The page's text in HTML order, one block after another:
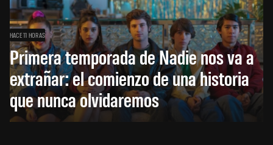
HACE 11 HORAS
Primera temporada de Nadie nos va a
extrañar: el comienzo de una historia
que nunca olvidaremos